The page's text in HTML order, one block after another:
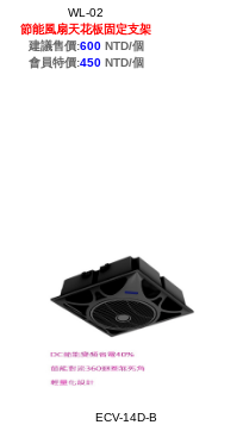
WL-02
節能風扇天花板固定支架
建議售價:600NTD/個
會員特價:450NTD/個
ECV-14D-B